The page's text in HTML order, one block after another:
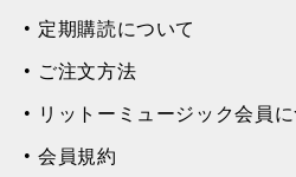
定期購読について
ご注文方法
リットーミュージック会員
会員規約